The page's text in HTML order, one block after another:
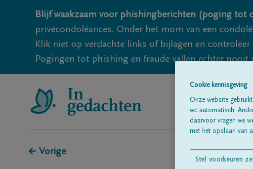
Blijf waakzaam voor phishingberichten (poging tot
privécondoléances. Onder het mom van een
Klik niet op verdachte links of bijlagen en
Pogingen tot phishing en fraude vallen echter
← Vorige
Cookie kennisgeving
Onze website
we automatisch.
daarvoor vragen we
met het opslaan van
Stel voorkeuren